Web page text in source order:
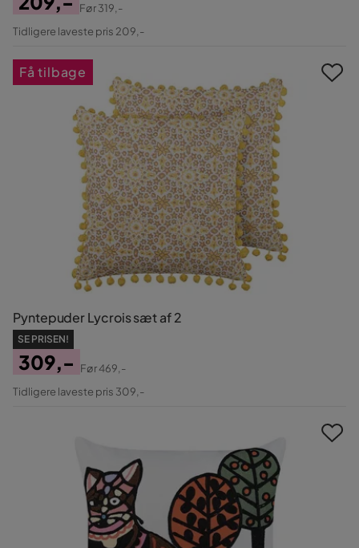
Pris
Original
Før319,-
Tidligere laveste pris 209,-
Pyntepuder Lycrois sæt af 2
SE PRISEN!
Pris
309,-
Original
Før469,-
Tidligere laveste pris 309,-
Få tilbage